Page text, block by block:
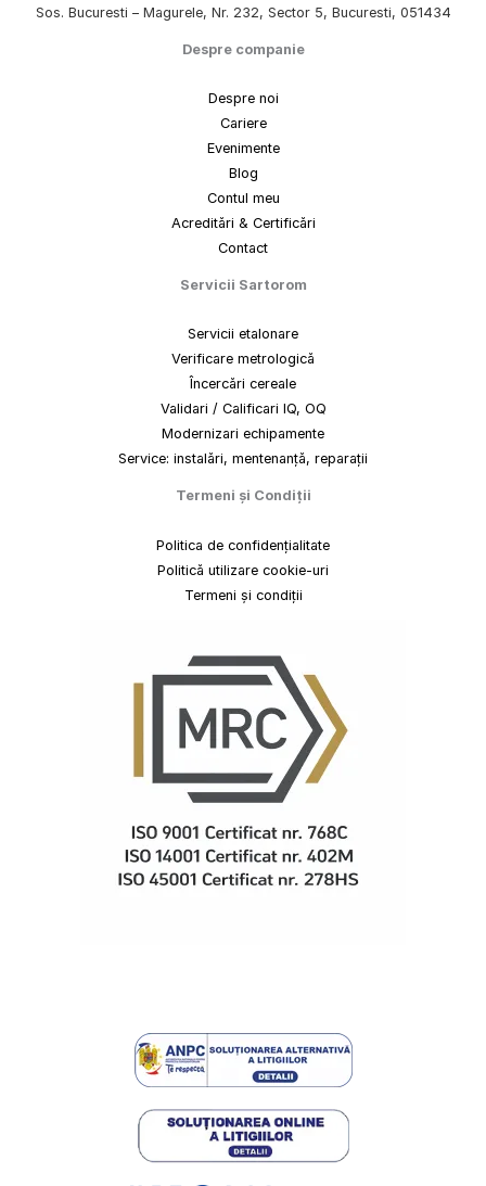
Sos. Bucuresti – Magurele, Nr. 232, Sector 5, Bucuresti, 051434
Despre companie
Despre noi
Cariere
Evenimente
Blog
Contul meu
Acreditări & Certificări
Contact
Servicii Sartorom
Servicii etalonare
Verificare metrologică
Încercări cereale
Validari / Calificari IQ, OQ
Modernizari echipamente
Service: instalări, mentenanță, reparații
Termeni și Condiții
Politica de confidențialitate
Politică utilizare cookie-uri
Termeni și condiții